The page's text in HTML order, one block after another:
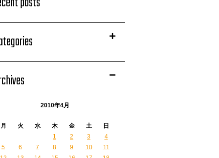
2010年4月
月 火 水 木 金 土
日
1
2 3
4
5
6 7 8 9 10
11